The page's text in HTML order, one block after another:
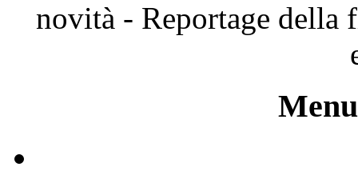
novità - Reportage della